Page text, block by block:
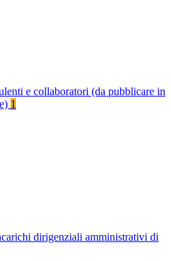
e collaboratori (da pubblicare in
1
dirigenziali amministrativi di